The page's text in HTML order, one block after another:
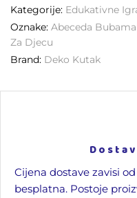
Kategorije: Edukativne
Oznake: Abeceda
Za Djecu
Brand: Deko Kutak
Cijena dostave zavisi
besplatna. Postoje